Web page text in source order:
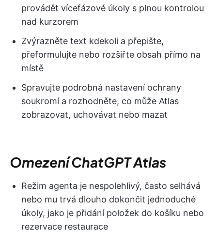
provádět vícefázové úkoly s plnou kontrolou
nad kurzorem
Zvýrazněte text kdekoli a přepište,
přeformulujte nebo rozšiřte obsah přímo na
místě
Spravujte podrobná nastavení ochrany
soukromí a rozhodněte, co může Atlas
zobrazovat, uchovávat nebo mazat
Omezení ChatGPT Atlas
Režim agenta je nespolehlivý, často selhává
nebo mu trvá dlouho dokončit jednoduché
úkoly, jako je přidání položek do košíku nebo
rezervace restaurace